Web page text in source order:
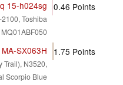
15-h024sg
Toshiba
MQ01ABF050
0.46 Points
SX063H
Trail), N3520,
Scorpio Blue
1.75 Points